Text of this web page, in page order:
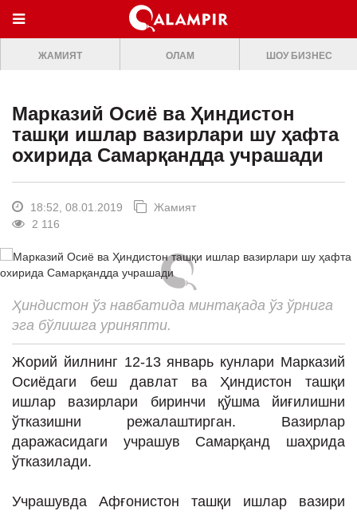
МЕНЮ
ONLINE TV
ЖАМИЯТ
ОЛАМ
ШОУ-БИЗНЕС
Премьера
Клип
Кино
ИНТЕРВЬЮ
Таҳлил
Саломатлик
ЖАМИЯТ ОЛАМ ШОУ БИЗНЕС
Марказий Осиё ва Ҳиндистон
ташқи ишлар вазирлари шу ҳафта
охирида Самарқандда учрашади
18:52, 08.01.2019
Жамият
2 116
Ҳиндистон ўз навбатида минтақада ўз ўрнига
эга бўлишга уриняпти.
Жорий йилнинг 12-13 январь кунлари Марказий
Осиёдаги беш давлат ва Ҳиндистон ташқи
ишлар вазирлари биринчи қўшма йиғилишни
ўтказишни режалаштирган. Вазирлар
даражасидаги учрашув Самарқанд шаҳрида
ўтказилади.
Учрашувда Афғонистон ташқи ишлар вазири